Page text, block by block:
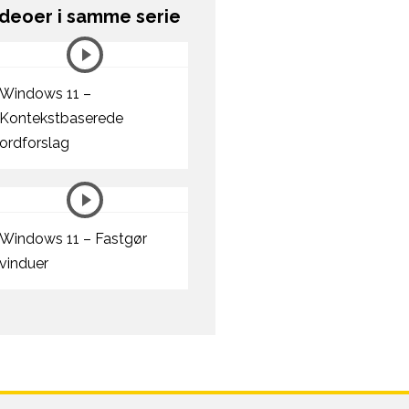
i samme serie
Windows 11 –
Kontekstbaserede
ordforslag
Windows 11 – Fastgør
vinduer